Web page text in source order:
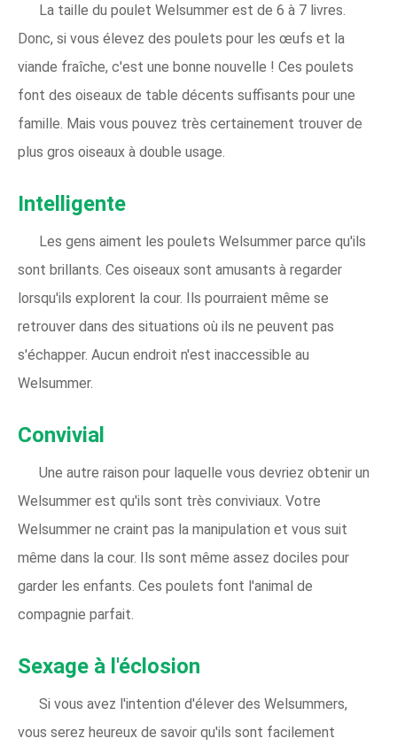
La taille du poulet Welsummer est de 6 à 7 livres.
Donc, si vous élevez des poulets pour les œufs et la
viande fraîche, c'est une bonne nouvelle ! Ces poulets
font des oiseaux de table décents suffisants pour une
famille. Mais vous pouvez très certainement trouver de
plus gros oiseaux à double usage.
Intelligente
Les gens aiment les poulets Welsummer parce qu'ils
sont brillants. Ces oiseaux sont amusants à regarder
lorsqu'ils explorent la cour. Ils pourraient même se
retrouver dans des situations où ils ne peuvent pas
s'échapper. Aucun endroit n'est inaccessible au
Welsummer.
Convivial
Une autre raison pour laquelle vous devriez obtenir un
Welsummer est qu'ils sont très conviviaux. Votre
Welsummer ne craint pas la manipulation et vous suit
même dans la cour. Ils sont même assez dociles pour
garder les enfants. Ces poulets font l'animal de
compagnie parfait.
Sexage à l'éclosion
Si vous avez l'intention d'élever des Welsummers,
vous serez heureux de savoir qu'ils sont facilement